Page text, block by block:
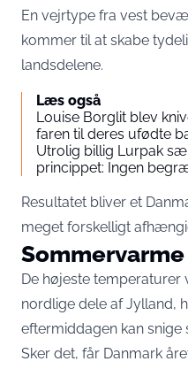
En vejrtype fra vest
kommer til at skabe
landsdelene.
Læs også
Louise Borglit blev
faren til deres ufødte
Utrolig billig Lurpak
princippet: Ingen
Resultatet bliver et
meget forskelligt
De højeste temperaturer
nordlige dele af Jylland,
eftermiddagen kan snige
Sker det, får Danmark